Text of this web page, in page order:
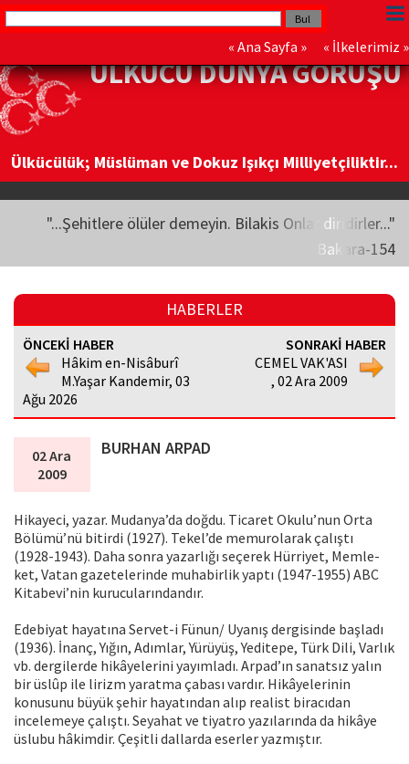
« Ana Sayfa » « İlkelerimiz »
ÜLKÜCÜ DÜNYA GÖRÜŞÜ
Ülkücülük; Müslüman ve Dokuz Işıkçı Milliyetçiliktir...
"...Şehitlere ölüler demeyin. Bilakis Onlar diridirler..."
Bakara-154
HABERLER
ÖNCEKİ HABER
Hâkim en-Nisâburî
M.Yaşar Kandemir, 03
Ağu 2026
SONRAKİ HABER
CEMEL VAK'ASI
, 02 Ara 2009
02 Ara
2009
BURHAN ARPAD
Hikayeci, yazar. Mudanya’da doğdu. Ticaret Okulu’nun Orta
Bölümü’nü bitirdi (1927). Tekel’de memurolarak çalıştı
(1928-1943). Daha sonra yazarlığı seçerek Hürriyet, Memle­
ket, Vatan gazetelerinde muhabirlik yaptı (1947-1955) ABC
Kitabevi’nin kurucularındandır.
Edebiyat hayatına Servet-i Fünun/ Uyanış dergisinde baş­ladı
(1936). İnanç, Yığın, Adımlar, Yürüyüş, Yeditepe, Türk Dili, Varlık
vb. dergilerde hikâyelerini yayımladı. Arpad’ın sanatsız yalın
bir üslûp ile lirizm yaratma çabası vardır. Hi­kâyelerinin
konusunu büyük şehir hayatından alıp realist biracıdan
incelemeye çalıştı. Seyahat ve tiyatro yazılarında da hikâye
üslubu hâkimdir. Çeşitli dallarda eserler yazmış­tır.